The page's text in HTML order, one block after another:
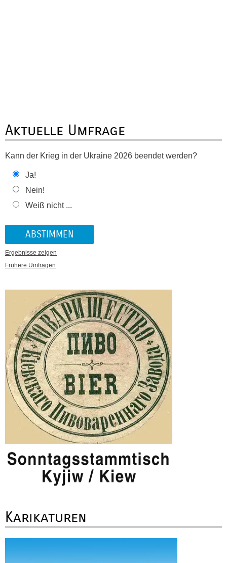
Aktuelle Umfrage
Kann der Krieg in der Ukraine 2026 beendet werden?
Ja!
Nein!
Weiß nicht ...
Ergebnisse zeigen
Frühere Umfragen
Karikaturen